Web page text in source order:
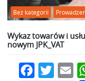
Bez kategorii
Wykaz towarów i
nowym JPK_VAT